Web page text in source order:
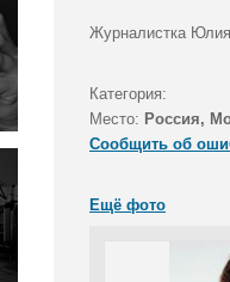
Журналистка
Категория:
Место: Россия,
Сообщить об
Ещё фото